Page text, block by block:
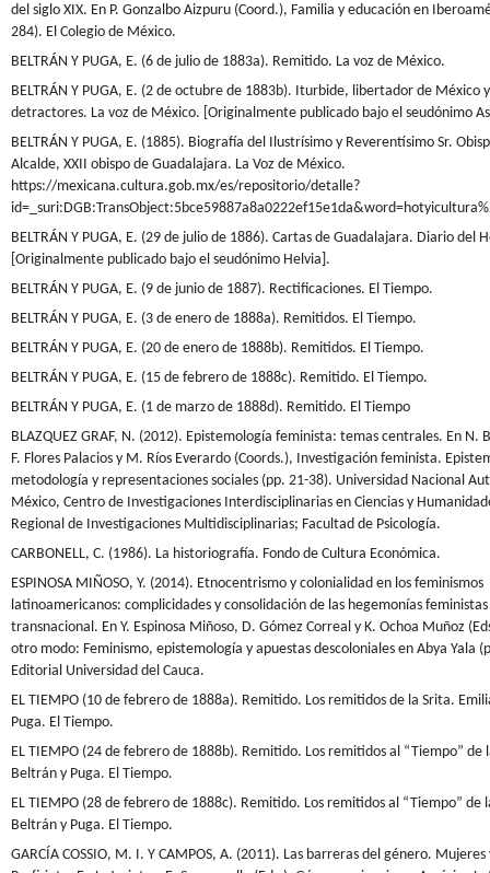
del siglo XIX. En P. Gonzalbo Aizpuru (Coord.), Familia y educación en
284). El Colegio de México.
BELTRÁN Y PUGA, E. (6 de julio de 1883a). Remitido. La voz de México.
BELTRÁN Y PUGA, E. (2 de octubre de 1883b). Iturbide, libertador de México
detractores. La voz de México. [Originalmente publicado bajo el seudónimo
BELTRÁN Y PUGA, E. (1885). Biografía del Ilustrísimo y Reverentísimo Sr.
Alcalde, XXII obispo de Guadalajara. La Voz de México.
https://mexicana.cultura.gob.mx/es/repositorio/detalle?
BELTRÁN Y PUGA, E. (29 de julio de 1886). Cartas de Guadalajara. Diario del
[Originalmente publicado bajo el seudónimo Helvia].
BELTRÁN Y PUGA, E. (9 de junio de 1887). Rectificaciones. El Tiempo.
BELTRÁN Y PUGA, E. (3 de enero de 1888a). Remitidos. El Tiempo.
BELTRÁN Y PUGA, E. (20 de enero de 1888b). Remitidos. El Tiempo.
BELTRÁN Y PUGA, E. (15 de febrero de 1888c). Remitido. El Tiempo.
BELTRÁN Y PUGA, E. (1 de marzo de 1888d). Remitido. El Tiempo
BLAZQUEZ GRAF, N. (2012). Epistemología feminista: temas centrales. En N.
F. Flores Palacios y M. Ríos Everardo (Coords.), Investigación feminista.
metodología y representaciones sociales (pp. 21-38). Universidad Nacional
México, Centro de Investigaciones Interdisciplinarias en Ciencias y
Regional de Investigaciones Multidisciplinarias; Facultad de Psicología.
CARBONELL, C. (1986). La historiografía. Fondo de Cultura Económica.
ESPINOSA MIÑOSO, Y. (2014). Etnocentrismo y colonialidad en los feminismos
latinoamericanos: complicidades y consolidación de las hegemonías
transnacional. En Y. Espinosa Miñoso, D. Gómez Correal y K. Ochoa Muñoz
otro modo: Feminismo, epistemología y apuestas descoloniales en Abya Yala
Editorial Universidad del Cauca.
EL TIEMPO (10 de febrero de 1888a). Remitido. Los remitidos de la Srita.
Puga. El Tiempo.
EL TIEMPO (24 de febrero de 1888b). Remitido. Los remitidos al “Tiempo” de
Beltrán y Puga. El Tiempo.
EL TIEMPO (28 de febrero de 1888c). Remitido. Los remitidos al “Tiempo” de
Beltrán y Puga. El Tiempo.
GARCÍA COSSIO, M. I. Y CAMPOS, A. (2011). Las barreras del género.